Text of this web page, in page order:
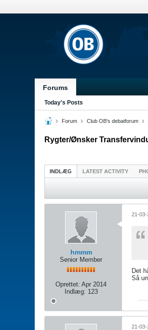
Forums
Today's Posts
Forum Club OB's debatforum
Rygter/Ønsker
INDLÆG LATEST ACTIVITY
hmmm
Senior Member
Oprettet: Apr 2014
Indlæg: 123
21-03-
Det
Så
21-03-